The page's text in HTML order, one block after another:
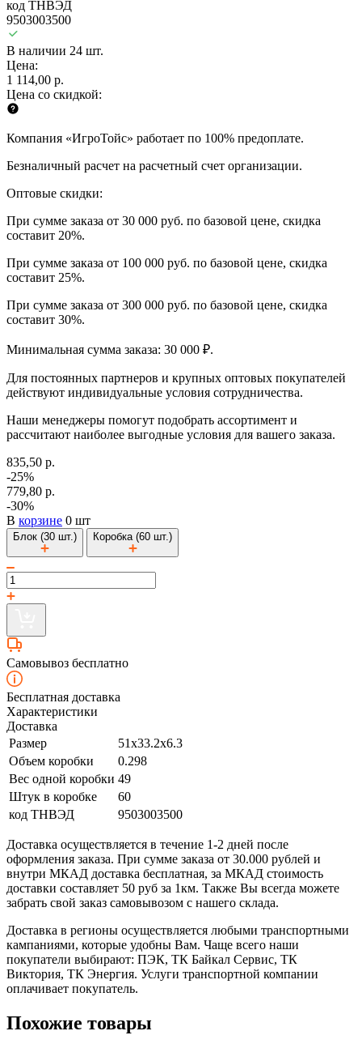
код ТНВЭД
9503003500
В наличии 24 шт.
Цена:
1 114,00 р.
Цена со скидкой:
Компания «ИгроТойс» работает по 100% предоплате.
Безналичный расчет на расчетный счет организации.
Оптовые скидки:
При сумме заказа от 30 000 руб. по базовой цене, скидка
составит 20%.
При сумме заказа от 100 000 руб. по базовой цене, скидка
составит 25%.
При сумме заказа от 300 000 руб. по базовой цене, скидка
составит 30%.
Минимальная сумма заказа: 30 000 ₽.
Для постоянных партнеров и крупных оптовых покупателей
действуют индивидуальные условия сотрудничества.
Наши менеджеры помогут подобрать ассортимент и
рассчитают наиболее выгодные условия для вашего заказа.
835,50 р.
-25%
779,80 р.
-30%
В корзине 0 шт
Блок (30 шт.) Коробка (60 шт.)
Самовывоз бесплатно
Бесплатная доставка
Характеристики
Доставка
Размер
51x33.2x6.3
Объем коробки
0.298
Вес одной коробки 49
Штук в коробке
60
код ТНВЭД
9503003500
Доставка осуществляется в течение 1-2 дней после
оформления заказа. При сумме заказа от 30.000 рублей и
внутри МКАД доставка бесплатная, за МКАД стоимость
доставки составляет 50 руб за 1км. Также Вы всегда можете
забрать свой заказ самовывозом с нашего склада.
Доставка в регионы осуществляется любыми транспортными
кампаниями, которые удобны Вам. Чаще всего наши
покупатели выбирают: ПЭК, ТК Байкал Сервис, ТК
Виктория, ТК Энергия. Услуги транспортной компании
оплачивает покупатель.
Похожие товары